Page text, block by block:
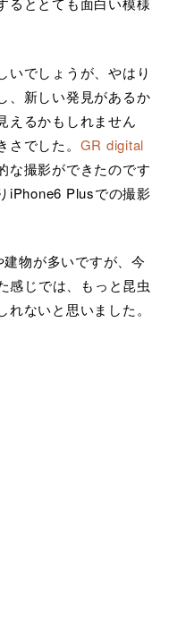
いでしょうが、やはり
、新しい発見があるか
えるかもしれません
でした。 GR digital
な撮影ができたのです
iPhone6 Plusでの撮影
物が多いですが、今
感じでは、もっと昆虫
ないと思いました。